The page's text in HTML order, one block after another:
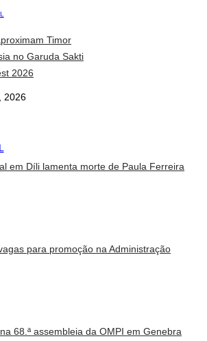
Timor
no Garuda Sakti
2026
2026
em Díli lamenta morte de Paula Ferreira
para promoção na Administração
68.ª assembleia da OMPI em Genebra